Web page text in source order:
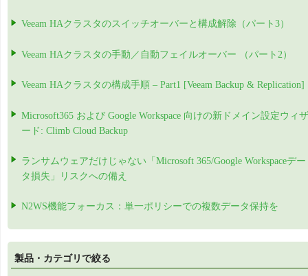
Veeam HAクラスタのスイッチオーバーと構成解除（パート3）
Veeam HAクラスタの手動／自動フェイルオーバー （パート2）
Veeam HAクラスタの構成手順 – Part1 [Veeam Backup & Replication]
Microsoft365 および Google Workspace 向けの新ドメイン設定ウィザ
ード: Climb Cloud Backup
ランサムウェアだけじゃない「Microsoft 365/Google Workspaceデー
タ損失」リスクへの備え
N2WS機能フォーカス：単一ポリシーでの複数データ保持を
製品・カテゴリで絞る